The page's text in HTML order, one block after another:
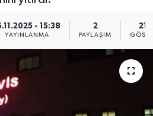
- 15:38
YAYINLANMA
2
PAYLAŞIM